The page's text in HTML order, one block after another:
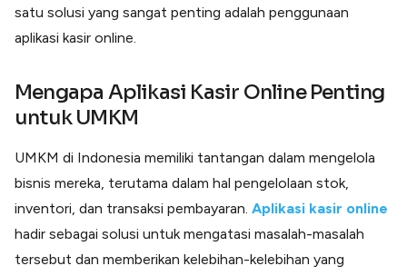
Integrasi sistem bisnis dengan API
Software Akuntansi
Integrasi Accurate
satu solusi yang sangat penting adalah penggunaan
aplikasi kasir online.
Mengapa Aplikasi Kasir Online Penting
untuk UMKM
UMKM di Indonesia memiliki tantangan dalam mengelola
bisnis mereka, terutama dalam hal pengelolaan stok,
inventori, dan transaksi pembayaran. Aplikasi kasir online
hadir sebagai solusi untuk mengatasi masalah-masalah
tersebut dan memberikan kelebihan-kelebihan yang